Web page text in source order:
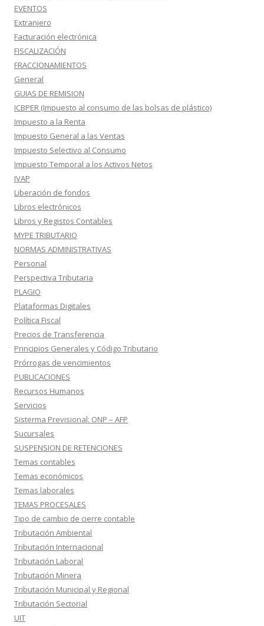
EVENTOS
Extranjero
Facturación electrónica
FISCALIZACIÓN
FRACCIONAMIENTOS
General
GUIAS DE REMISION
ICBPER (Impuesto al consumo de las bolsas de plástico)
Impuesto a la Renta
Impuesto General a las Ventas
Impuesto Selectivo al Consumo
Impuesto Temporal a los Activos Netos
IVAP
Liberación de fondos
Libros electrónicos
Libros y Registos Contables
MYPE TRIBUTARIO
NORMAS ADMINISTRATIVAS
Personal
Perspectiva Tributaria
PLAGIO
Plataformas Digitales
Política Fiscal
Precios de Transferencia
Principios Generales y Código Tributario
Prórrogas de vencimientos
PUBLICACIONES
Recursos Humanos
Servicios
Sisterma Previsional: ONP – AFP
Sucursales
SUSPENSION DE RETENCIONES
Temas contables
Temas económicos
Temas laborales
TEMAS PROCESALES
Tipo de cambio de cierre contable
Tributación Ambiental
Tributación Internacional
Tributación Laboral
Tributación Minera
Tributación Municipal y Regional
Tributación Sectorial
UIT